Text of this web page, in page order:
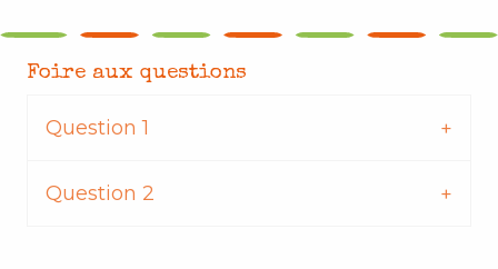
Foire aux questions
Question 1
Question 2